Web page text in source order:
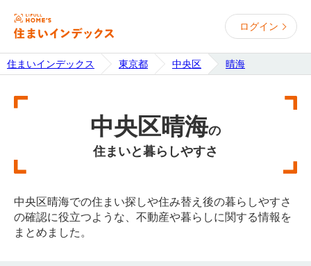
ログイン
住まいインデックス 東京都 中央区 晴海
中央区晴海の
住まいと暮らしやすさ
中央区晴海での住まい探しや住み替え後の暮らしやすさ
の確認に役立つような、不動産や暮らしに関する情報を
まとめました。